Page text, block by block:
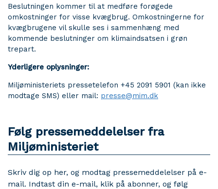
Beslutningen kommer til at medføre forøgede
omkostninger for visse kvægbrug. Omkostningerne for
kvægbrugene vil skulle ses i sammenhæng med
kommende beslutninger om klimaindsatsen i grøn
trepart.
Yderligere oplysninger:
Miljøministeriets pressetelefon +45 2091 5901 (kan ikke
modtage SMS) eller mail: presse@mim.dk
Følg pressemeddelelser fra
Miljøministeriet
Skriv dig op her, og modtag pressemeddelelser på e-
mail. Indtast din e-mail, klik på abonner, og følg